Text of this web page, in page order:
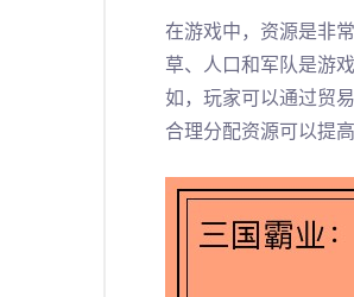
在游戏中，资源是非
草、人口和军队是游
如，玩家可以通过贸
合理分配资源可以提